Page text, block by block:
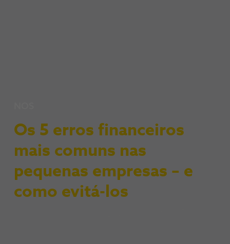
Os 5 erros financeiros
mais comuns nas
pequenas empresas – e
como evitá-los